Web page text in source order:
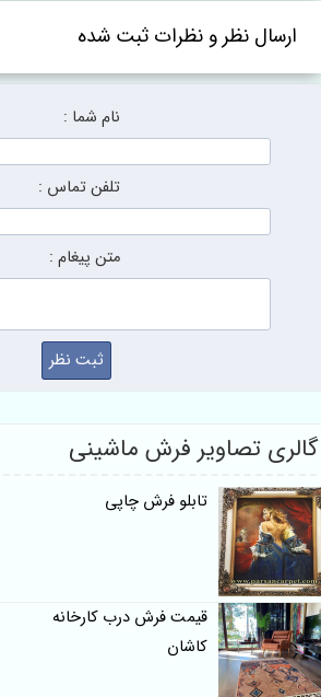
ارسال نظر و نظرات ثبت شده
نام شما :
تلفن تماس :
متن پیغام :
گالری تصاویر فرش ماشینی
تابلو فرش چاپی
قیمت فرش درب کارخانه
کاشان